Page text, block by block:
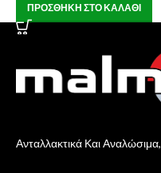
ΠΡΟΣΘΉΚΗ ΣΤΟ ΚΑΛΆΘΙ
Ανταλλακτικά Και